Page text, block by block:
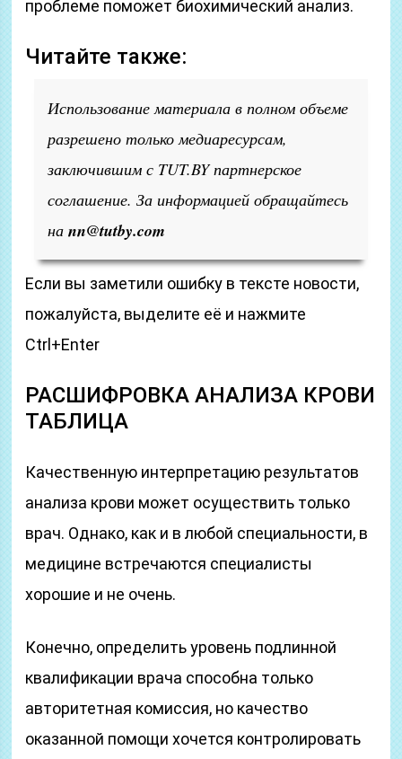
проблеме поможет биохимический анализ.
Читайте также:
Использование материала в полном объеме
разрешено только медиаресурсам,
заключившим с TUT.BY партнерское
соглашение. За информацией обращайтесь
наnn@tutby.com
Если вы заметили ошибку в тексте новости,
пожалуйста, выделите её и нажмите
Ctrl+Enter
РАСШИФРОВКА АНАЛИЗА КРОВИ
ТАБЛИЦА
Качественную интерпретацию результатов
анализа крови может осуществить только
врач. Однако, как и в любой специальности, в
медицине встречаются специалисты
хорошие и не очень.
Конечно, определить уровень подлинной
квалификации врача способна только
авторитетная комиссия, но качество
оказанной помощи хочется контролировать